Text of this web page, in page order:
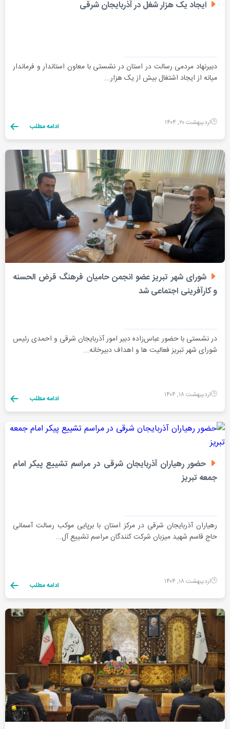
ایجاد یک هزار شغل در آذربایجان شرقی
دبیرنهاد مردمی رسالت در استان در نشستی با معاون استاندار و فرماندار
میانه از ایجاد اشتغال بیش از یک هزار...
اردیبهشت ۲۰, ۱۴۰۴ ادامه مطلب
شورای شهر تبریز عضو انجمن حامیان فرهنگ قرض الحسنه
و کارآفرینی اجتماعی شد
در نشستی با حضور عباس‌زاده دبیر امور آذربایجان شرقی و احمدی رئیس
شورای شهر تبریز فعالیت ها و اهداف دبیرخانه...
اردیبهشت ۱۸, ۱۴۰۴ ادامه مطلب
حضور رهیاران آذربایجان شرقی در مراسم تشییع پیکر امام
جمعه تبریز
رهیاران آذربایجان شرقی در مرکز استان با برپایی موکب رسالت آسمانی
حاج قاسم شهید میزبان شرکت کنندگان مراسم تشییع آل...
اردیبهشت ۱۸, ۱۴۰۴ ادامه مطلب